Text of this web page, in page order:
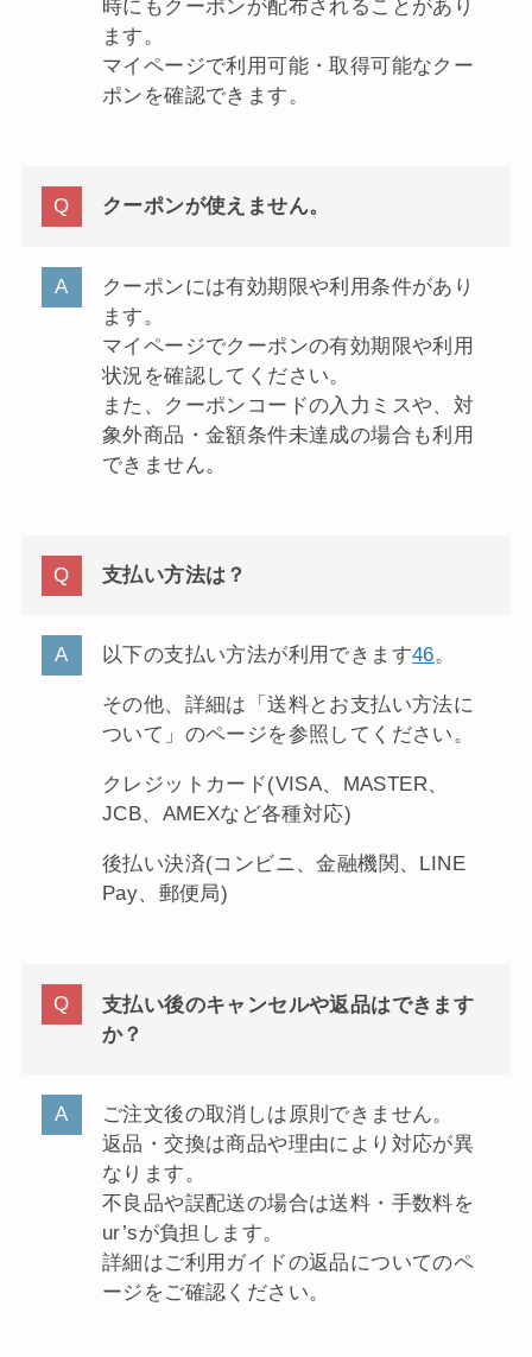
時にもクーポンが配布されることがあり
ます。
マイページで利用可能・取得可能なクー
ポンを確認できます。
クーポンが使えません。
クーポンには有効期限や利用条件があり
ます。
マイページでクーポンの有効期限や利用
状況を確認してください。
また、クーポンコードの入力ミスや、対
象外商品・金額条件未達成の場合も利用
できません。
支払い方法は？
以下の支払い方法が利用できます46。
その他、詳細は「送料とお支払い方法に
ついて」のページを参照してください。
クレジットカード(VISA、MASTER、
JCB、AMEXなど各種対応)
後払い決済(コンビニ、金融機関、LINE
Pay、郵便局)
支払い後のキャンセルや返品はできます
か？
ご注文後の取消しは原則できません。
返品・交換は商品や理由により対応が異
なります。
不良品や誤配送の場合は送料・手数料を
ur’sが負担します。
詳細はご利用ガイドの返品についてのペ
ージをご確認ください。